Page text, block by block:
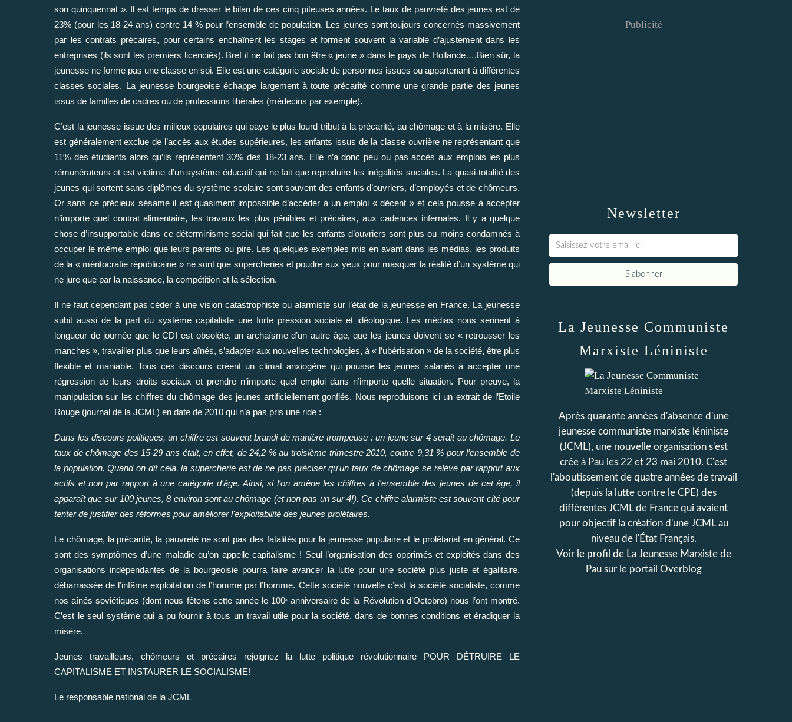
son quinquennat ». Il est temps de dresser le bilan de ces cinq piteuses années. Le taux de pauvreté des jeunes est de
23% (pour les 18-24 ans) contre 14 % pour l’ensemble de population. Les jeunes sont toujours concernés massivement
par les contrats précaires, pour certains enchaînent les stages et forment souvent la variable d’ajustement dans les
entreprises (ils sont les premiers licenciés). Bref il ne fait pas bon être « jeune » dans le pays de Hollande….Bien sûr, la
jeunesse ne forme pas une classe en soi. Elle est une catégorie sociale de personnes issues ou appartenant à différentes
classes sociales. La jeunesse bourgeoise échappe largement à toute précarité comme une grande partie des jeunes
issus de familles de cadres ou de professions libérales (médecins par exemple).
C’est la jeunesse issue des milieux populaires qui paye le plus lourd tribut à la précarité, au chômage et à la misère. Elle
est généralement exclue de l’accès aux études supérieures, les enfants issus de la classe ouvrière ne représentant que
11% des étudiants alors qu’ils représentent 30% des 18-23 ans. Elle n’a donc peu ou pas accès aux emplois les plus
rémunérateurs et est victime d’un système éducatif qui ne fait que reproduire les inégalités sociales. La quasi-totalité des
jeunes qui sortent sans diplômes du système scolaire sont souvent des enfants d’ouvriers, d’employés et de chômeurs.
Or sans ce précieux sésame il est quasiment impossible d’accéder à un emploi « décent » et cela pousse à accepter
n’importe quel contrat alimentaire, les travaux les plus pénibles et précaires, aux cadences infernales. Il y a quelque
chose d’insupportable dans ce déterminisme social qui fait que les enfants d’ouvriers sont plus ou moins condamnés à
occuper le même emploi que leurs parents ou pire. Les quelques exemples mis en avant dans les médias, les produits
de la « méritocratie républicaine » ne sont que supercheries et poudre aux yeux pour masquer la réalité d’un système qui
ne jure que par la naissance, la compétition et la sélection.
Il ne faut cependant pas céder à une vision catastrophiste ou alarmiste sur l’état de la jeunesse en France. La jeunesse
subit aussi de la part du système capitaliste une forte pression sociale et idéologique. Les médias nous serinent à
longueur de journée que le CDI est obsolète, un archaïsme d’un autre âge, que les jeunes doivent se « retrousser les
manches », travailler plus que leurs aînés, s’adapter aux nouvelles technologies, à « l’ubérisation » de la société, être plus
flexible et maniable. Tous ces discours créent un climat anxiogène qui pousse les jeunes salariés à accepter une
régression de leurs droits sociaux et prendre n’importe quel emploi dans n’importe quelle situation. Pour preuve, la
manipulation sur les chiffres du chômage des jeunes artificiellement gonflés. Nous reproduisons ici un extrait de l’Etoile
Rouge (journal de la JCML) en date de 2010 qui n’a pas pris une ride :
Dans les discours politiques, un chiffre est souvent brandi de manière trompeuse : un jeune sur 4 serait au chômage. Le
taux de chômage des 15-29 ans était, en effet, de 24,2 % au troisième trimestre 2010, contre 9,31 % pour l’ensemble de
la population. Quand on dit cela, la supercherie est de ne pas préciser qu'un taux de chômage se relève par rapport aux
actifs et non par rapport à une catégorie d'âge. Ainsi, si l'on amène les chiffres à l'ensemble des jeunes de cet âge, il
apparaît que sur 100 jeunes, 8 environ sont au chômage (et non pas un sur 4!). Ce chiffre alarmiste est souvent cité pour
tenter de justifier des réformes pour améliorer l'exploitabilité des jeunes prolétaires.
Le chômage, la précarité, la pauvreté ne sont pas des fatalités pour la jeunesse populaire et le prolétariat en général. Ce
sont des symptômes d’une maladie qu’on appelle capitalisme ! Seul l’organisation des opprimés et exploités dans des
organisations indépendantes de la bourgeoisie pourra faire avancer la lutte pour une société plus juste et égalitaire,
débarrassée de l’infâme exploitation de l’homme par l’homme. Cette société nouvelle c’est la société socialiste, comme
nos aînés soviétiques (dont nous fêtons cette année le 100e anniversaire de la Révolution d’Octobre) nous l’ont montré.
C’est le seul système qui a pu fournir à tous un travail utile pour la société, dans de bonnes conditions et éradiquer la
misère.
Jeunes travailleurs, chômeurs et précaires rejoignez la lutte politique révolutionnaire POUR DÉTRUIRE LE
CAPITALISME ET INSTAURER LE SOCIALISME!
Le responsable national de la JCML
Newsletter
Publicité
La Jeunesse Communiste
Marxiste Léniniste
Après quarante années d'absence d'une
jeunesse communiste marxiste léniniste
(JCML), une nouvelle organisation s'est
crée à Pau les 22 et 23 mai 2010. C'est
l'aboutissement de quatre années de travail
(depuis la lutte contre le CPE) des
différentes JCML de France qui avaient
pour objectif la création d'une JCML au
niveau de l'État Français.
Voir le profil de La Jeunesse Marxiste de
Pausur le portail Overblog